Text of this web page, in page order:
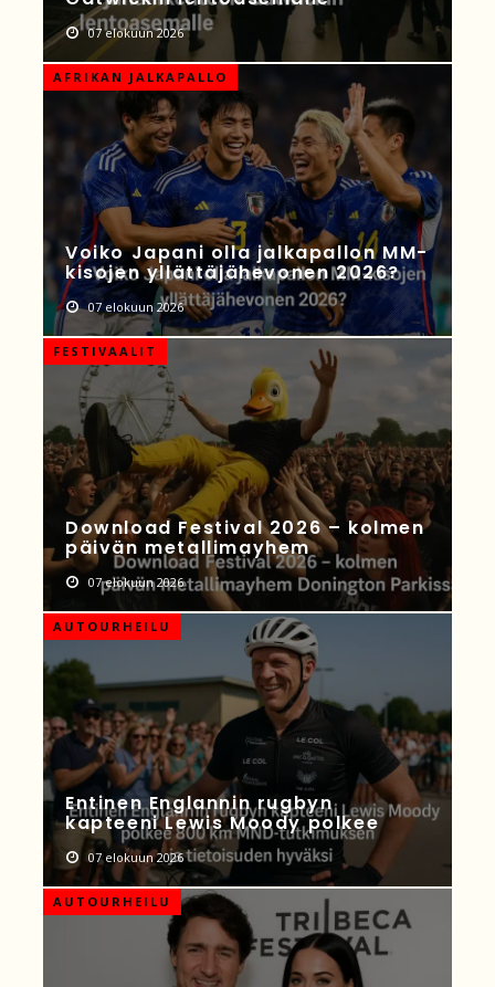
07 elokuun 2026
AFRIKAN JALKAPALLO
Voiko Japani olla jalkapallon MM-
kisojen yllättäjähevonen 2026?
07 elokuun 2026
FESTIVAALIT
Download Festival 2026 – kolmen
päivän metallimayhem
07 elokuun 2026
AUTOURHEILU
Entinen Englannin rugbyn
kapteeni Lewis Moody polkee
07 elokuun 2026
AUTOURHEILU